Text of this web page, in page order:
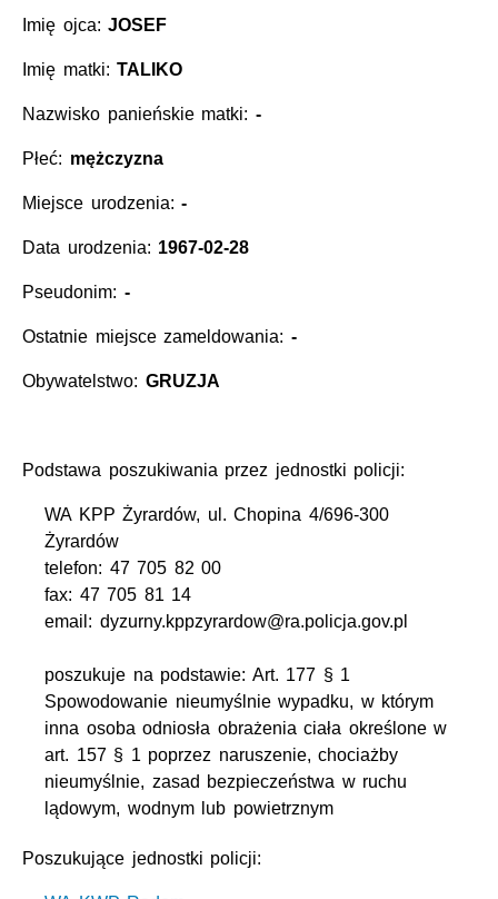
Imię ojca:JOSEF
Imię matki:TALIKO
Nazwisko panieńskie matki: -
Płeć: mężczyzna
Miejsce urodzenia:-
Data urodzenia: 1967-02-28
Pseudonim: -
Ostatnie miejsce zameldowania: -
Obywatelstwo: GRUZJA
Podstawa poszukiwania przez jednostki policji:
WA KPP Żyrardów, ul. Chopina 4/696-300
Żyrardów
telefon: 47 705 82 00
fax: 47 705 81 14
email: dyzurny.kppzyrardow@ra.policja.gov.pl
poszukuje na podstawie: Art. 177 § 1
Spowodowanie nieumyślnie wypadku, w którym
inna osoba odniosła obrażenia ciała określone w
art. 157 § 1 poprzez naruszenie, chociażby
nieumyślnie, zasad bezpieczeństwa w ruchu
lądowym, wodnym lub powietrznym
Poszukujące jednostki policji: